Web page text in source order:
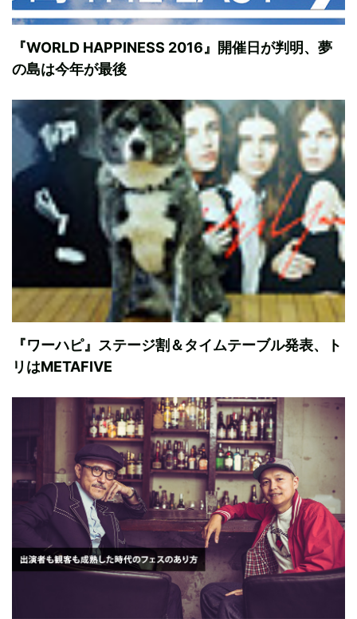
『WORLD HAPPINESS 2016』開催日が判明、夢
の島は今年が最後
『ワーハピ』ステージ割＆タイムテーブル発表、ト
リはMETAFIVE